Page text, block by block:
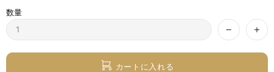
数量
カートに入れる